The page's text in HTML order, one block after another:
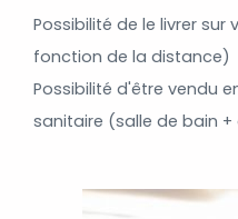
Possibilité de le livrer
fonction de la distance)
Possibilité d'être vendu
sanitaire (salle de bain +